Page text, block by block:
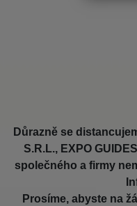
Důrazně se
S.R.L., EXPO
společného a firmy
Prosíme, abyste na